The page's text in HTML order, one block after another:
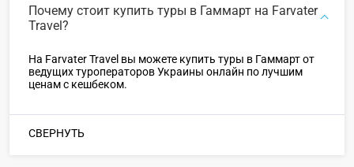
Почему стоит купить туры в Гаммарт на Farvater
Travel?
На Farvater Travel вы можете купить туры в Гаммарт от
ведущих туроператоров Украины онлайн по лучшим
ценам с кешбеком.
СВЕРНУТЬ